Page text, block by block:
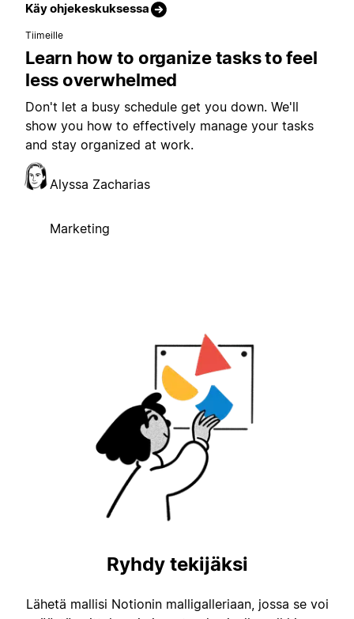
Käy ohjekeskuksessa
Tiimeille
Learn how to organize tasks to feel
less overwhelmed
Don't let a busy schedule get you down. We'll
show you how to effectively manage your tasks
and stay organized at work.
Alyssa Zacharias
Marketing
Ryhdy tekijäksi
Lähetä mallisi Notionin malligalleriaan, jossa se voi